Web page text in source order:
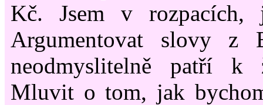
Kč. Jsem v
Argumentovat slovy z
neodmyslitelně patří k
Mluvit o tom, jak